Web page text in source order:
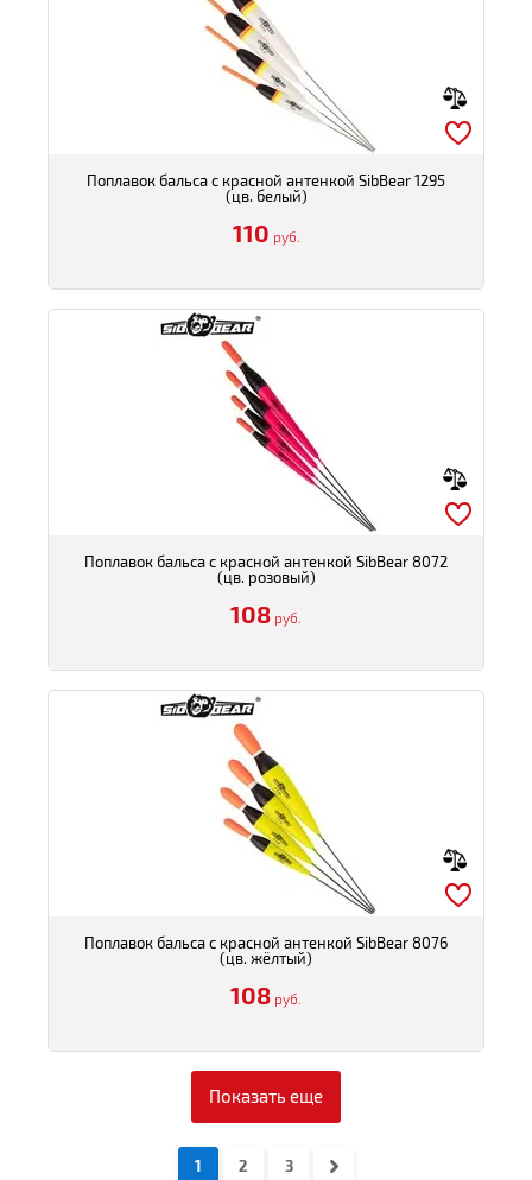
Поплавок бальса с красной антенкой SibBear 1295
(цв. белый)
110 руб.
Поплавок бальса с красной антенкой SibBear 8072
(цв. розовый)
108 руб.
Поплавок бальса с красной антенкой SibBear 8076
(цв. жёлтый)
108 руб.
Показать еще
1 2 3